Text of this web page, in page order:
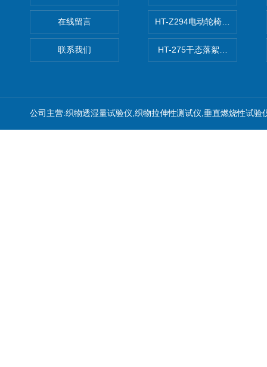
在线留言
联系我们
HT-Z294电动轮椅车耗电量测
HT-275干态落絮测试仪
公司主营:织物透湿量试验仪,织物拉伸性测试仪,垂直燃烧性试验